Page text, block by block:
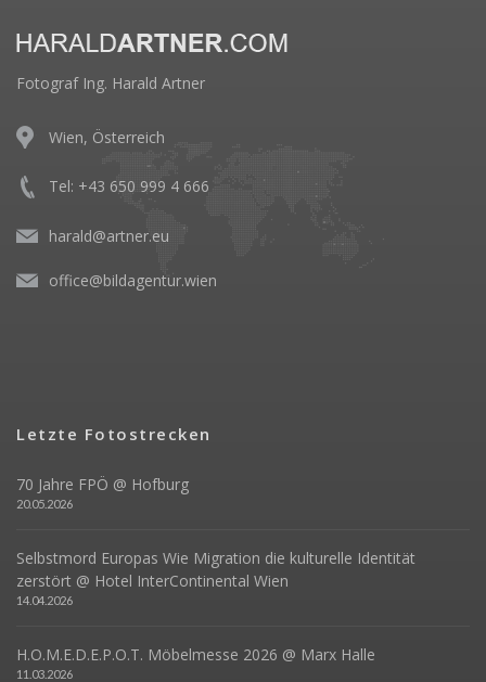
Fotograf Ing. Harald Artner
Wien, Österreich
Tel: +43 650 999 4 666
harald@artner.eu
office@bildagentur.wien
Letzte Fotostrecken
70 Jahre FPÖ @ Hofburg
20.05.2026
Selbstmord Europas Wie Migration die kulturelle Identität
zerstört @ Hotel InterContinental Wien
14.04.2026
H.O.M.E.D.E.P.O.T. Möbelmesse 2026 @ Marx Halle
11.03.2026